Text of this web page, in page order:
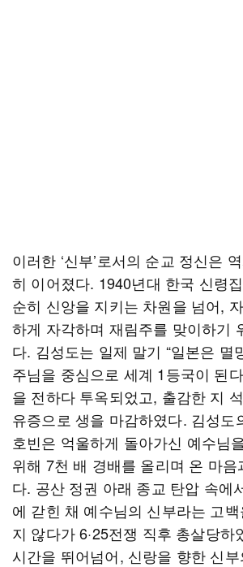
이러한 ‘신부’로서의 순교 정신은
히 이어졌다. 1940년대 한국 신령
순히 신앙을 지키는 차원을 넘어,
하게 자각하며 재림주를 맞이하기
다. 김성도는 일제 말기 “일본은 멸
주님을 중심으로 세계 1등국이 된
을 전하다 투옥되었고, 출감한 지
유증으로 생을 마감하였다. 김성도
호빈은 억울하게 돌아가신 예수님
위해 7천 배 경배를 올리며 온 마음
다. 공산 정권 아래 종교 탄압 속에
에 갇힌 채 예수님의 신부라는 고
지 않다가 6·25전쟁 직후 총살당하
시간을 뛰어넘어, 신랑을 향한 신